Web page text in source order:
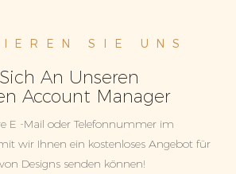
SIE UNS
An Unseren
Account Manager
E -Mail oder Telefonnummer im
wir Ihnen ein kostenloses Angebot für
Designs senden können!